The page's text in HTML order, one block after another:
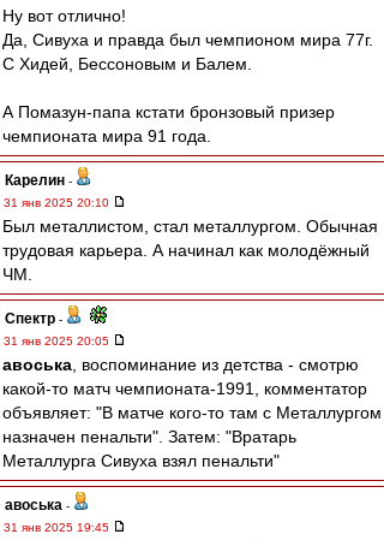
Ну вот отлично!
Да, Сивуха и правда был чемпионом мира 77г.
С Хидей, Бессоновым и Балем.
А Помазун-папа кстати бронзовый призер
чемпионата мира 91 года.
Карелин -
31 янв 2025 20:10
Был металлистом, стал металлургом. Обычная
трудовая карьера. А начинал как молодёжный
ЧМ.
Спектр -
31 янв 2025 20:05
авоська , воспоминание из детства - смотрю
какой-то матч чемпионата-1991, комментатор
объявляет: "В матче кого-то там с Металлургом
назначен пенальти". Затем: "Вратарь
Металлурга Сивуха взял пенальти"
авоська -
31 янв 2025 19:45